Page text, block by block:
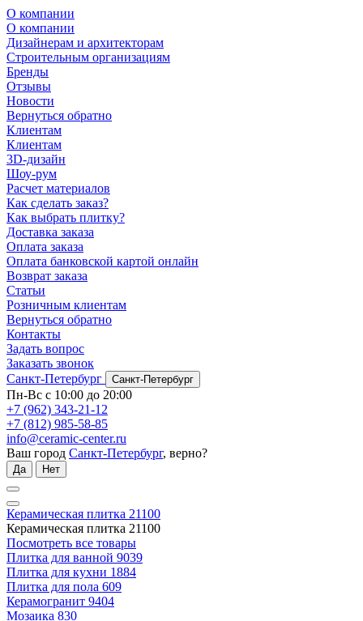
О компании
О компании
Дизайнерам и архитекторам
Строительным организациям
Бренды
Отзывы
Новости
Вернуться обратно
Клиентам
Клиентам
3D-дизайн
Шоу-рум
Расчет материалов
Как сделать заказ?
Как выбрать плитку?
Доставка заказа
Оплата заказа
Оплата банковской картой онлайн
Возврат заказа
Статьи
Розничным клиентам
Вернуться обратно
Контакты
Задать вопрос
Заказать звонок
Санкт-Петербург
Санкт-Петербург
Пн-Вс с 10:00 до 20:00
+7 (962) 343-21-12
+7 (812) 985-58-85
info@ceramic-center.ru
Ваш город Санкт-Петербург, верно?
Да Нет
Керамическая плитка 21100
Керамическая плитка 21100
Посмотреть все товары
Плитка для ванной 9039
Плитка для кухни 1884
Плитка для пола 609
Керамогранит 9404
Мозаика 830